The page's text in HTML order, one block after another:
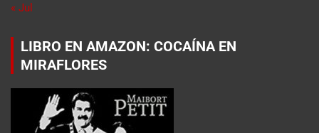
« Jul
LIBRO EN AMAZON: COCAÍNA EN
MIRAFLORES